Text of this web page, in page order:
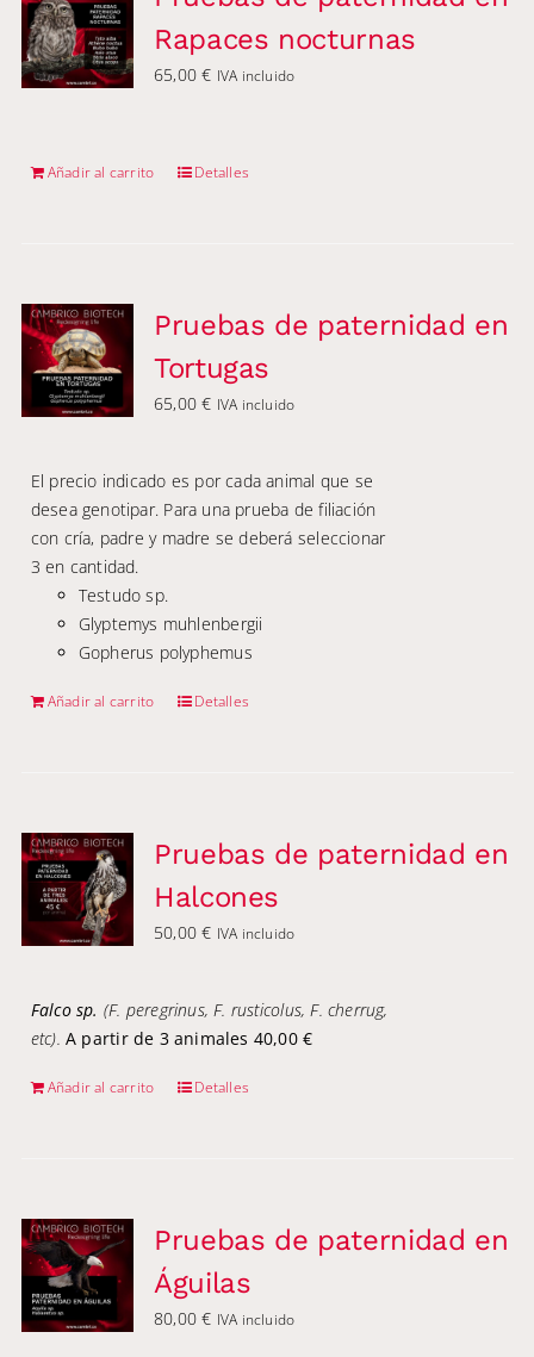
Rapaces nocturnas
65,00€ IVA incluido
Añadir al carrito Detalles
Pruebas de paternidad en
Tortugas
65,00€ IVA incluido
El precio indicado es por cada animal que se
desea genotipar. Para una prueba de filiación
con cría, padre y madre se deberá seleccionar
3 en cantidad.
Testudo sp.
Glyptemys muhlenbergii
Gopherus polyphemus
Añadir al carrito Detalles
Pruebas de paternidad en
Halcones
50,00€ IVA incluido
Falco sp. (F. peregrinus, F. rusticolus, F. cherrug,
etc). A partir de 3 animales 40,00 €
Añadir al carrito Detalles
Pruebas de paternidad en
Águilas
80,00€ IVA incluido